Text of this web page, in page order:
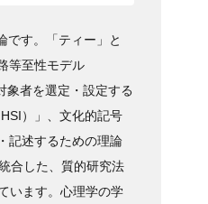
です。「ティー」と
等至性モデル
象者を選定・設定する
）」、文化的記号
記述するための理論
合した、質的研究法
います。心理学の学